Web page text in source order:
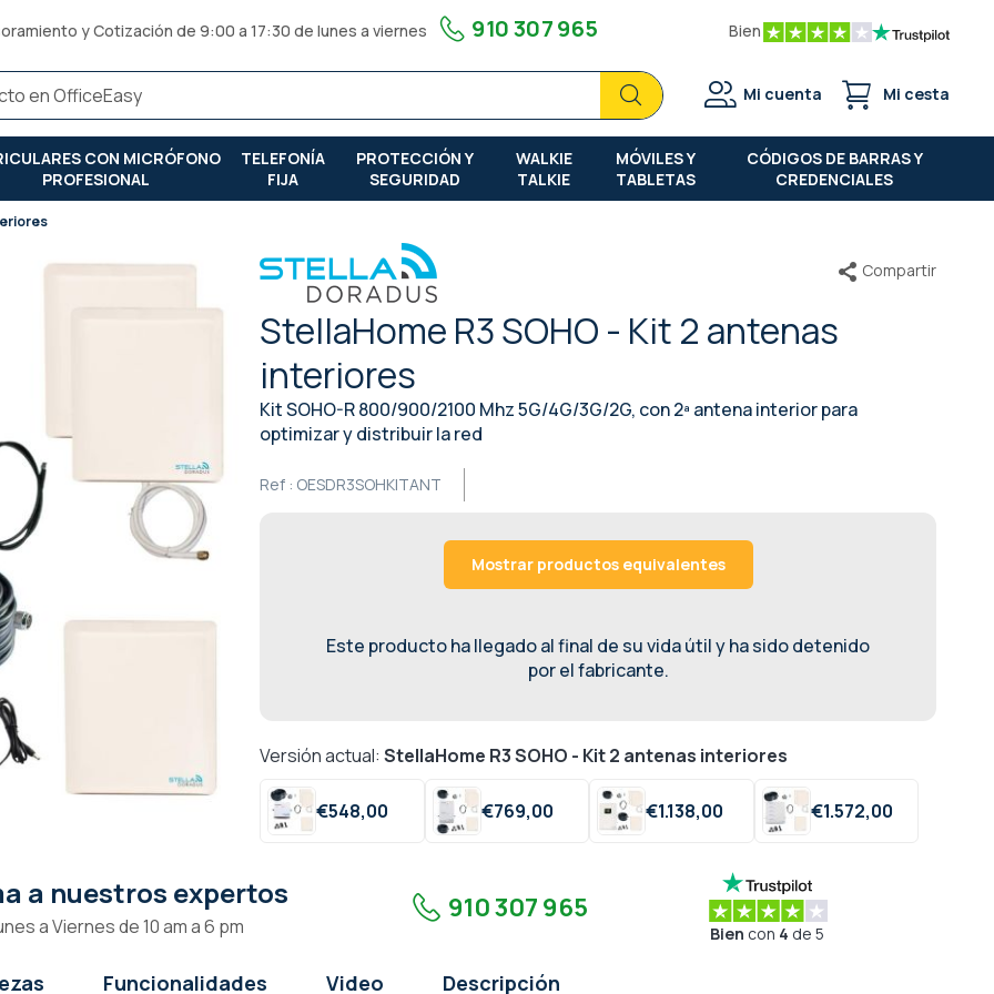
y Cotización de 9:00 a 17:30 de lunes a viernes 910 307 965 Bien
BuscarBuscar
Mi cuenta Mi cesta
CON MICRÓFONO
PROFESIONAL
TELEFONÍA
FIJA
PROTECCIÓN Y
SEGURIDAD
WALKIE
TALKIE
MÓVILES Y
TABLETAS
CÓDIGOS DE BARRAS Y
CREDENCIALES
StellaHome R3 SOHO - Kit 2 antenas
interiores
Kit SOHO-R 800/900/2100 Mhz 5G/4G/3G/2G, con 2ª antena interior para
optimizar y distribuir la red
Ref : OESDR3SOHKITANT
Compartir
Mostrar productos equivalentes
Este producto ha llegado al final de su vida útil y ha sido detenido
por el fabricante.
Versión actual: StellaHome R3 SOHO - Kit 2 antenas interiores
€548,00 €769,00 €1.138,00 €1.572,00
a nuestros expertos
a Viernes de 10 am a 6 pm
910 307 965
Bien con 4 de 5
Funcionalidades Video Descripción